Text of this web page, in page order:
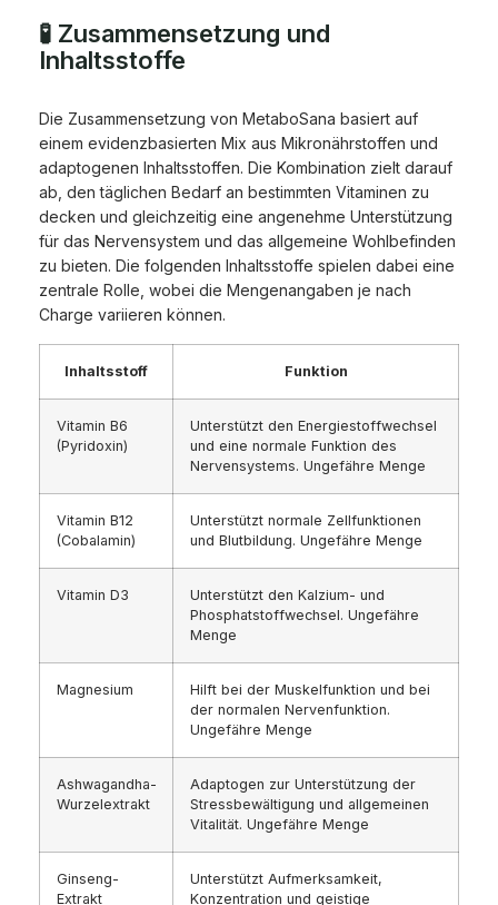
🧪 Zusammensetzung und
Inhaltsstoffe
Die Zusammensetzung von MetaboSana basiert auf
einem evidenzbasierten Mix aus Mikronährstoffen und
adaptogenen Inhaltsstoffen. Die Kombination zielt darauf
ab, den täglichen Bedarf an bestimmten Vitaminen zu
decken und gleichzeitig eine angenehme Unterstützung
für das Nervensystem und das allgemeine Wohlbefinden
zu bieten. Die folgenden Inhaltsstoffe spielen dabei eine
zentrale Rolle, wobei die Mengenangaben je nach
Charge variieren können.
Inhaltsstoff Funktion
Vitamin B6
(Pyridoxin)
Unterstützt den Energiestoffwechsel
und eine normale Funktion des
Nervensystems. Ungefähre Menge
Vitamin B12
(Cobalamin)
Unterstützt normale Zellfunktionen
und Blutbildung. Ungefähre Menge
Vitamin D3
Unterstützt den Kalzium- und
Phosphatstoffwechsel. Ungefähre
Menge
Magnesium
Hilft bei der Muskelfunktion und bei
der normalen Nervenfunktion.
Ungefähre Menge
Ashwagandha-
Wurzelextrakt
Adaptogen zur Unterstützung der
Stressbewältigung und allgemeinen
Vitalität. Ungefähre Menge
Ginseng-
Extrakt
Unterstützt Aufmerksamkeit,
Konzentration und geistige